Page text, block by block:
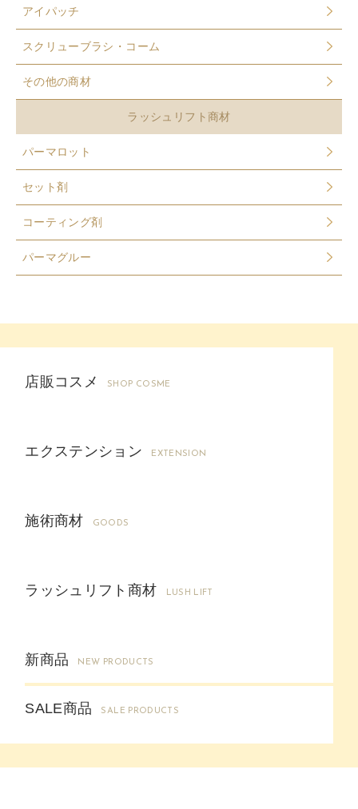
アイパッチ
スクリューブラシ・コーム
その他の商材
ラッシュリフト商材
パーマロット
セット剤
コーティング剤
パーマグルー
店販コスメ SHOP COSME
エクステンション EXTENSION
施術商材 GOODS
ラッシュリフト商材 LUSH LIFT
新商品 NEW PRODUCTS
SALE商品 SALE PRODUCTS